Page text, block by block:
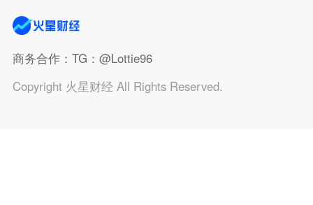
商务合作：TG：@Lottie96
Copyright 火星财经 All Rights Reserved.